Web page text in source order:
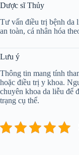
Dược sĩ Thủy
Tư vấn điều trị bệnh da
an toàn, cá nhân hóa
Lưu ý
Thông tin mang tính
hoặc điều trị y khoa.
chuyên khoa da liễu để
trạng cụ thể.